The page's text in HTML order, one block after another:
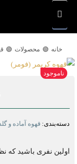
content
خانه محصولات
ناموجود
دسته‌بندی: قهوه آماده و
اولین نفری باشید که